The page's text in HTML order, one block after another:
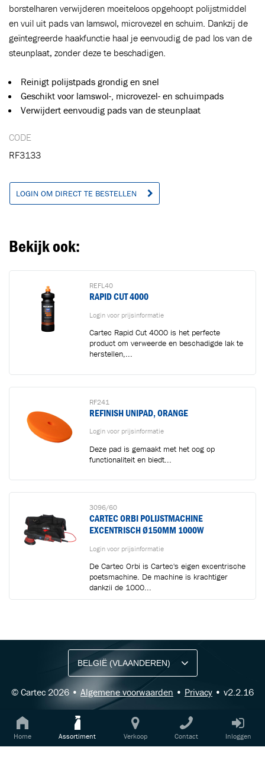
Home Assortiment Verkoop Contact Inloggen
borstelharen verwijderen moeiteloos opgehoopt polijstmiddel
en vuil uit pads van lamswol, microvezel en schuim. Dankzij de
geïntegreerde haakfunctie haal je eenvoudig de pad los van de
steunplaat, zonder deze te beschadigen.
Reinigt polijstpads grondig en snel
Geschikt voor lamswol-, microvezel- en schuimpads
Verwijdert eenvoudig pads van de steunplaat
CODE
RF3133
LOGIN OM DIRECT TE BESTELLEN
Bekijk ook:
REFL40
RAPID CUT 4000
Login voor prijsinformatie
Cartec Rapid Cut 4000 is het perfecte
product om verweerde en beschadigde lak te
herstellen,...
RF241
REFINISH UNIPAD, ORANGE
Login voor prijsinformatie
Deze pad is gemaakt met het oog op
functionaliteit en biedt...
3096/60
CARTEC ORBI POLIJSTMACHINE
EXCENTRISCH Ø150MM 1000W
Login voor prijsinformatie
De Cartec Orbi is Cartec's eigen excentrische
poetsmachine. De machine is krachtiger
dankzij de 1000...
© Cartec 2026 • Algemene voorwaarden • Privacy • v2.2.16
Toegevoegd aan winkelwagen
VERDER WINKELEN Ga naar winkelwagen
Ontvang vakgerelateerde tips,
aanbiedingen en productupdates van Cartec.